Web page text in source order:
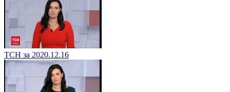
ТСН за 2020.12.16